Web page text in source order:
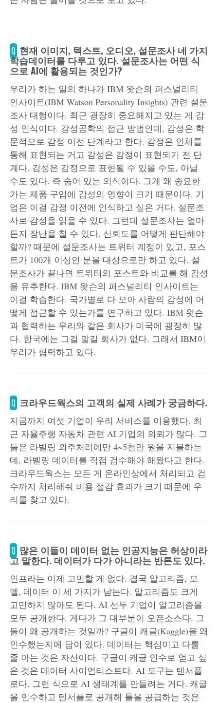
Q 현재 이미지, 텍스트, 오디오, 설문조사 네 가지
학습데이터를 다루고 있다. 설문조사는 어떤 식
으로 AI에 활용되는 것인가?
우리가 하는 일의 하나가 IBM 왓슨의 퍼스널리티
인사이트(IBM Watson Personality Insights) 관련 설문
조사 대행이다. 최근 굉장히 중요해지고 있는 게 감
성 인식이다. 강성공학의 접근 방법인데, 감성은 학
문적으로 감정 이전 단계라고 한다. 감정은 인체를
통해 표현되는 거고 감성은 감정이 표현되기 전 단
계다. 감성은 감정으로 표현될 수 있을 수도, 아닐
수도 있다. 즉 숨어 있는 의식이다. 그게 왜 중요한
가는 제품 구입에 감성의 영향이 크기 때문이다. 기
업은 이걸 감정 이전에 인식하고 싶은 거다. 설문조
사로 감성을 읽을 수 있다. 그런데 설문조사는 얼마
든지 장난을 칠 수 있다. 신뢰도를 어떻게 판단해야
할까? 때문에 설문조사는 트위터 계정이 있고, 포스
트가 100개 이상인 분을 대상으로만 하고 있다. 설
문조사가 끝나면 트위터의 포스트와 비교를 해 감성
을 유추한다. IBM 왓슨의 퍼스널리티 인사이트는
이걸 학습한다. 국가별로 다 모아 사람의 감성에 어
떻게 접근할 수 있는가를 연구하고 있다. IBM 왓슨
과 협력하는 우리와 같은 회사가 미국에 굉장히 많
다. 한국에는 그걸 맡길 회사가 없다. 그래서 IBM이
우리가 협력하고 있다.
Q 크라우드웍스의 고객의 실제 사례가 궁금하다.
지금까지 여섯 기업이 우리 서비스를 이용했다. 최
근 자율주행 자동차 관련 AI 기업의 의뢰가 많다. 그
들은 라벨링 외주처리에만 4~5천만 원을 지불하는
데, 라벨링 데이터를 직접 검수해야 해왔다고 한다.
크라우드웍스는 모든 게 온라인상에서 처리되고 검
수까지 처리해줘 비용 절감 효과가 크기 때문에 우
리를 찾고 있다.
Q 많은 이들이 데이터 없는 인공지능은 허상이라
고 말한다. 데이터가 다가 아니라는 반론도 있다.
인프라는 이제 고민할 게 없다. 결국 알고리즘, 모
델, 데이터 이 세 가지가 남는다. 알고리즘도 크게
고민하지 않아도 된다. AI 선두 기업이 알고리즘을
모두 공개한다. 게다가 그 대부분이 오픈소스다. 그
들이 왜 공개하는 것일까? 구글이 캐글(Kaggle)을 왜
인수했는지에 답이 있다. 데이터는 핵심이고 다룰
줄 아는 것은 자산이다. 구글이 캐글 인수로 얻고 싶
은 것은 데이터 사이언티스트다. AI 도구는 텐서플
로다. 그런 식으로 AI 생태계를 만들려는 거다. 캐글
을 인수하고 텐서플로 공개해 툴을 공급하는 것은